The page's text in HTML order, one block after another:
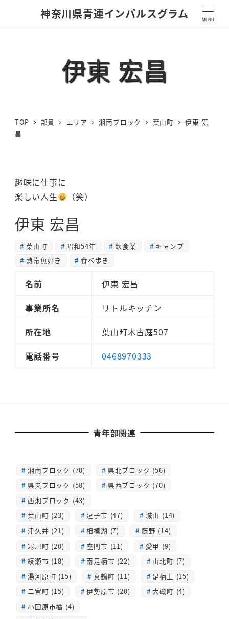
神奈川県青連インパルスグラム MENU
伊東 宏昌
TOP 部員 エリア 湘南ブロック 葉山町
伊東 宏
昌
趣味に仕事に
楽しい人生
（笑）
伊東 宏昌
葉山町 昭和54年 飲食業
キャンプ
熱帯魚好き
食べ歩き
名前
伊東 宏昌
事業所名
リトルキッチン
所在地
葉山町木古庭507
電話番号
0468970333
青年部関連
湘南ブロック (70)
県北ブロック (56)
県央ブロック (58)
県西ブロック (70)
西湘ブロック (43)
葉山町 (23)
逗子市 (47)
城山 (14)
津久井 (21)
相模湖 (7)
藤野 (14)
寒川町 (20)
座間市 (11)
愛甲 (9)
綾瀬市 (18)
南足柄市 (22)
山北町 (7)
湯河原町 (15)
真鶴町 (11)
足柄上 (15)
二宮町 (15)
伊勢原市 (20)
大磯町 (4)
小田原市橘 (4)